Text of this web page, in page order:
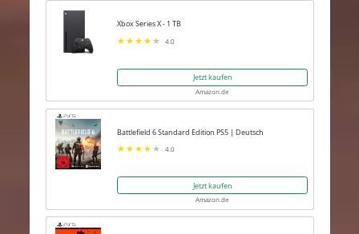
Xbox Series X - 1 TB
4.0
Jetzt kaufen
Amazon.de
Battlefield 6 Standard Edition PS5 | Deutsch
4.0
Jetzt kaufen
Amazon.de